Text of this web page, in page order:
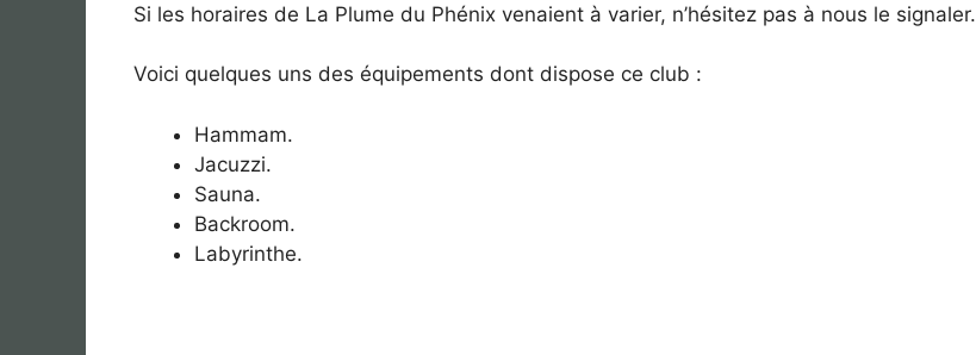
Si les horaires de La Plume du Phénix venaient à varier, n’hésitez pas à nous le signaler.
Voici quelques uns des équipements dont dispose ce club :
Hammam.
Jacuzzi.
Sauna.
Backroom.
Labyrinthe.